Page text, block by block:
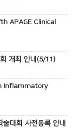
APAGE Clinical
개최 안내(5/11)
Inflammatory
대회 사전등록 안내